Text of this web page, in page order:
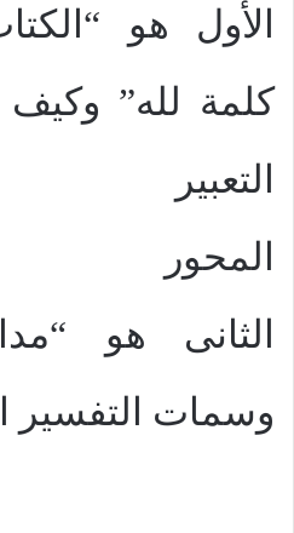
الأول هو
كلمة لله” وكيف
التعبير
المحور
الثانى هو
وسمات التفسير